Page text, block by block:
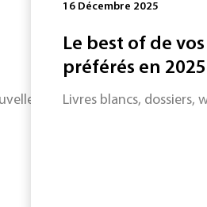
moins spectaculaire en volume
phase. L’ouverture du
16 Décembre 2025
Le best of de
préférés en 2025
Livres blancs, dossiers,